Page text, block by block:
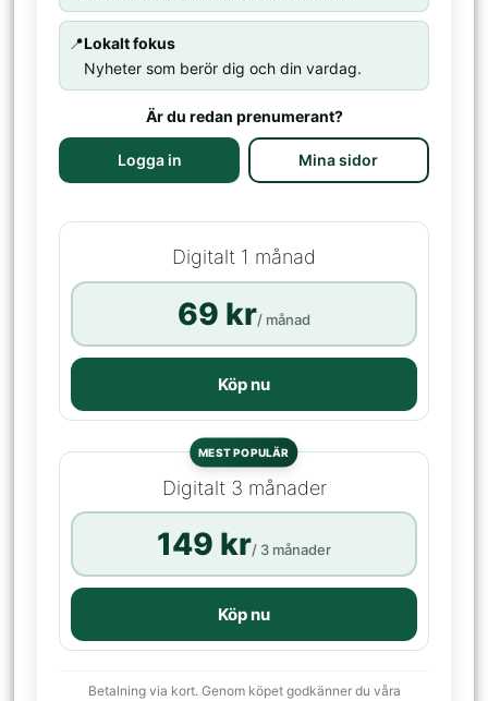
📍Lokalt fokus
Nyheter som berör dig och din vardag.
Är du redan prenumerant?
Logga in Mina sidor
Digitalt 1 månad
69 kr/ månad
Köp nu
MEST POPULÄR
Digitalt 3 månader
149 kr/ 3 månader
Köp nu
Betalning via kort. Genom köpet godkänner du våra